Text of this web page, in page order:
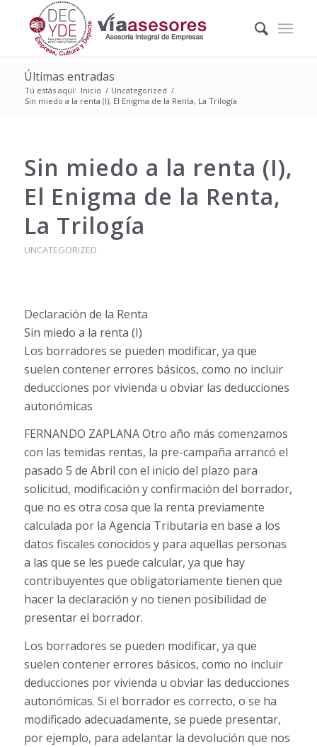
Últimas entradas
Tú estás aquí: Inicio / Uncategorized /
Sin miedo a la renta (I), El Enigma de la Renta, La Trilogía
Sin miedo a la renta (I),
El Enigma de la Renta,
La Trilogía
UNCATEGORIZED
Declaración de la Renta
Sin miedo a la renta (I)
Los borradores se pueden modificar, ya que
suelen contener errores básicos, como no incluir
deducciones por vivienda u obviar las deducciones
autonómicas
FERNANDO ZAPLANA Otro año más comenzamos
con las temidas rentas, la pre-campaña arrancó el
pasado 5 de Abril con el inicio del plazo para
solicitud, modificación y confirmación del borrador,
que no es otra cosa que la renta previamente
calculada por la Agencia Tributaria en base a los
datos fiscales conocidos y para aquellas personas
a las que se les puede calcular, ya que hay
contribuyentes que obligatoriamente tienen que
hacer la declaración y no tienen posibilidad de
presentar el borrador.
Los borradores se pueden modificar, ya que
suelen contener errores básicos, como no incluir
deducciones por vivienda u obviar las deducciones
autonómicas. Si el borrador es correcto, o se ha
modificado adecuadamente, se puede presentar,
por ejemplo, para adelantar la devolución que nos